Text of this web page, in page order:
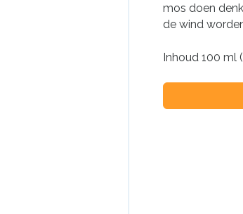
mos doen
de wind
Inhoud 100 ml